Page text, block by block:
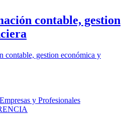
contable, gestion
contable, gestion económica y
y Profesionales